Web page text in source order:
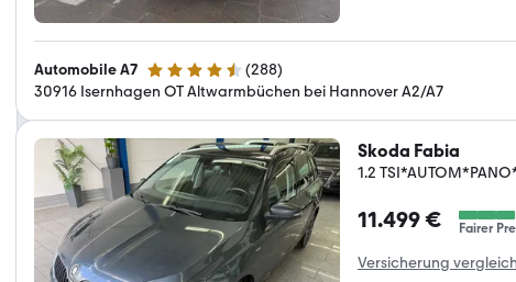
Automobile A7 4.7 Sterne (288)
30916 Isernhagen OT Altwarmbüchen bei Hannover A2/A7
Skoda Fabia
1.2
11.499 € Fairer
Versicherung